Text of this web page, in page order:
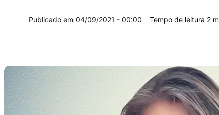
04/09/2021 - 00:00